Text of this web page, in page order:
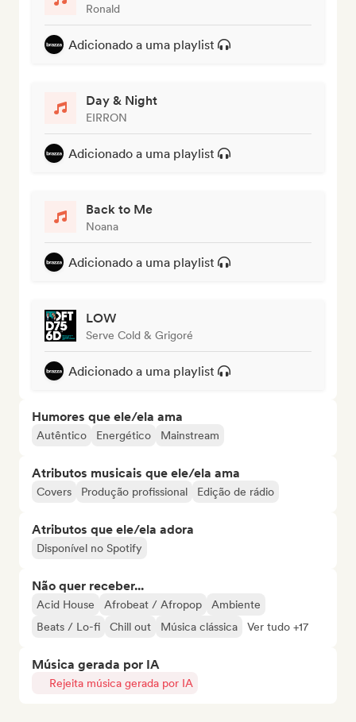
Ronald
Adicionado a uma playlist
Day & Night
EIRRON
Adicionado a uma playlist
Back to Me
Noana
Adicionado a uma playlist
LOW
Serve Cold & Grigoré
Adicionado a uma playlist
Humores que ele/ela ama
Autêntico Energético Mainstream
Atributos musicais que ele/ela ama
Covers Produção profissional Edição de rádio
Atributos que ele/ela adora
Disponível no Spotify
Não quer receber...
Acid House Afrobeat / Afropop
Ambiente
Beats / Lo-fi
Chill out Música clássica Ver tudo +17
Música gerada por IA
Rejeita música gerada por IA